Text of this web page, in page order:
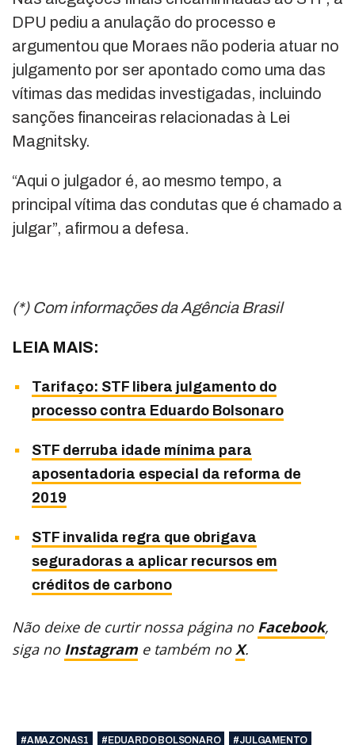
DPU pediu a anulação do processo e
argumentou que Moraes não poderia atuar no
julgamento por ser apontado como uma das
vítimas das medidas investigadas, incluindo
sanções financeiras relacionadas à Lei
Magnitsky.
“Aqui o julgador é, ao mesmo tempo, a
principal vítima das condutas que é chamado a
julgar”, afirmou a defesa.
(*) Com informações da Agência Brasil
LEIA MAIS:
Tarifaço: STF libera julgamento do
processo contra Eduardo Bolsonaro
STF derruba idade mínima para
aposentadoria especial da reforma de
2019
STF invalida regra que obrigava
seguradoras a aplicar recursos em
créditos de carbono
Não deixe de curtir nossa página no Facebook,
siga no Instagram e também noX.
#AMAZONAS1 #EDUARDO BOLSONARO
#JULGAMENTO